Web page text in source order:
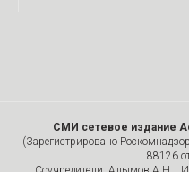
СМИ сетевое издание
(Зарегистрировано
88126